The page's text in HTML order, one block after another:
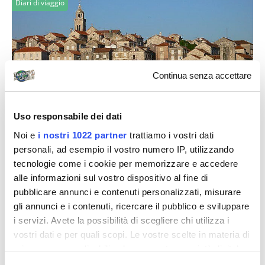
Continua senza accettare
Uso responsabile dei dati
Noi e i nostri 1022 partner trattiamo i vostri dati
personali, ad esempio il vostro numero IP, utilizzando
tecnologie come i cookie per memorizzare e accedere
alle informazioni sul vostro dispositivo al fine di
pubblicare annunci e contenuti personalizzati, misurare
gli annunci e i contenuti, ricercare il pubblico e sviluppare
i servizi. Avete la possibilità di scegliere chi utilizza i
vostri dati e per quali scopi. Le vostre scelte in materia di
privacy sono applicabili solo su questa proprietà digitale
Diari di viaggio
In Croazia con lo zaino
Partenza da Milano Malpensa con Easy Jet, volo
prenotato qualche mese prima e 60 euro a persona
con il solo bagaglio a mano. Come sempre...